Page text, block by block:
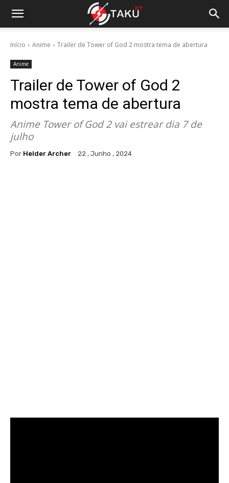
Início Anime Trailer de Tower of God 2 mostra tema de abertura
Anime
Trailer de Tower of God 2
mostra tema de abertura
Anime Tower of God 2 vai estrear dia 7 de
julho
Por Helder Archer 22 , Junho , 2024